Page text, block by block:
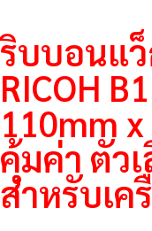
ริบบอนแ
RICOH
110mm
คุ้มค่า ตัว
สำหรับเค